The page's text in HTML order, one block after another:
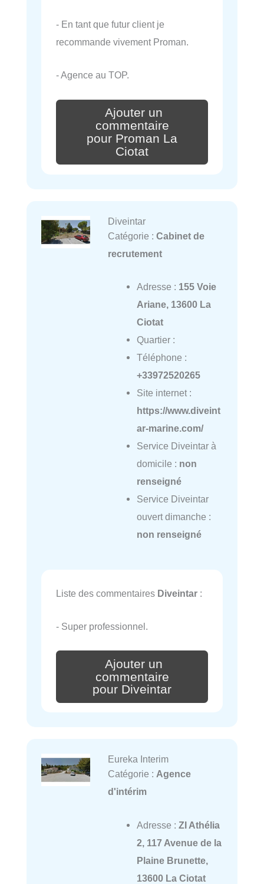
- En tant que futur client je
recommande vivement Proman.
- Agence au TOP.
Ajouter un
commentaire
pour Proman La
Ciotat
Diveintar
Catégorie : Cabinet de
recrutement
Adresse : 155 Voie
Ariane, 13600 La
Ciotat
Quartier :
Téléphone :
+33972520265
Site internet :
https://www.diveint
ar-marine.com/
Service Diveintar à
domicile : non
renseigné
Service Diveintar
ouvert dimanche :
non renseigné
Liste des commentaires Diveintar :
- Super professionnel.
Ajouter un
commentaire
pour Diveintar
Eureka Interim
Catégorie : Agence
d'intérim
Adresse : ZI Athélia
2, 117 Avenue de la
Plaine Brunette,
13600 La Ciotat